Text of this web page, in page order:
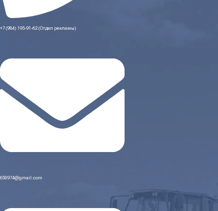
+7 (984) 195-91-62 (Отдел рекламы)
650974@gmail.com